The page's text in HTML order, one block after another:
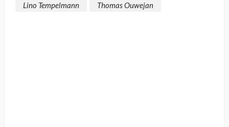
Lino Tempelmann
Thomas Ouwejan